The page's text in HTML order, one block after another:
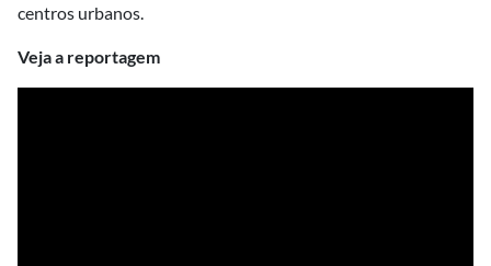
centros urbanos.
Veja a reportagem